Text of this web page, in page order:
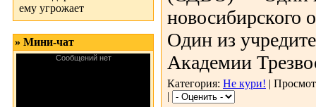
ему угрожает
» Мини-чат
новосибирского
Один из
Академии
Категория: Не кури! |
|